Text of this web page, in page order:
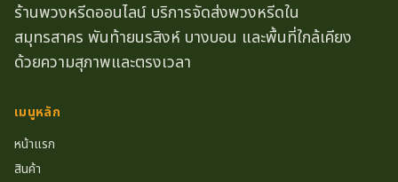
ร้านพวงหรีดออนไลน์ บริการจัดส่งพวงหรีดใน
สมุทรสาคร พันท้ายนรสิงห์ บางบอน และพื้นที่ใกล้เคียง
ด้วยความสุภาพและตรงเวลา
เมนูหลัก
หน้าแรก
สินค้า